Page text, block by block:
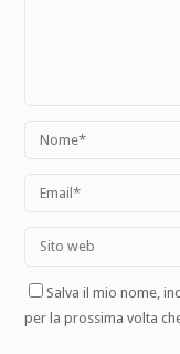
Salva il mio nome,
per la prossima volta